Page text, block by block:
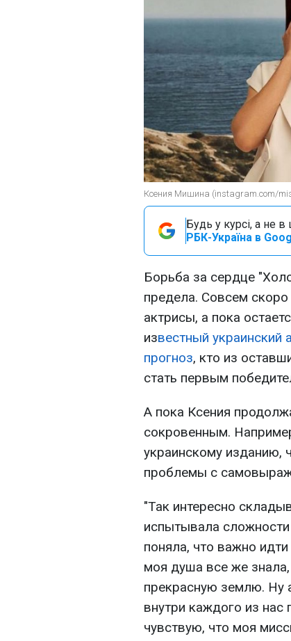
Ксения Мишина (instagram.com/
Будь у курсі, а не в
РБК-Україна в
Борьба за сердце
предела. Совсем скоро
актрисы, а пока
известный украинский
прогноз, кто из
стать первым
А пока Ксения
сокровенным.
украинскому изданию,
проблемы с
"Так интересно
испытывала
поняла, что важно
моя душа все же
прекрасную землю. Ну
внутри каждого из нас
чувствую, что моя